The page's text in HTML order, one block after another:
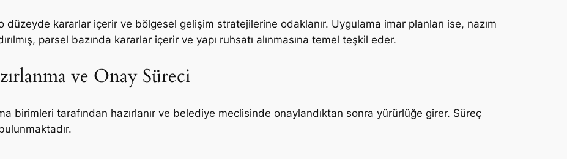
düzeyde kararlar içerir ve bölgesel gelişim stratejilerine odaklanır. Uygulama imar planları ise, nazım
parsel bazında kararlar içerir ve yapı ruhsatı alınmasına temel teşkil eder.
ve Onay Süreci
birimleri tarafından hazırlanır ve belediye meclisinde onaylandıktan sonra yürürlüğe girer. Süreç